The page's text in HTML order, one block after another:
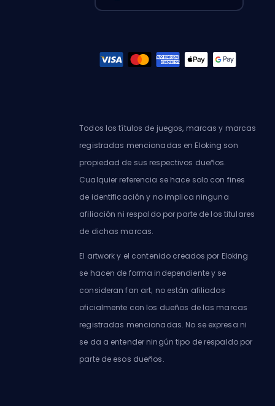
Todos los títulos de juegos, marcas y marcas
registradas mencionadas en Eloking son
propiedad de sus respectivos dueños.
Cualquier referencia se hace solo con fines
de identificación y no implica ninguna
afiliación ni respaldo por parte de los titulares
de dichas marcas.
El artwork y el contenido creados por Eloking
se hacen de forma independiente y se
consideran fan art; no están afiliados
oficialmente con los dueños de las marcas
registradas mencionadas. No se expresa ni
se da a entender ningún tipo de respaldo por
parte de esos dueños.